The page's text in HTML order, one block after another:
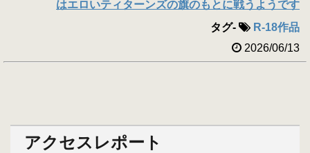
はエロいティターンズの旗のもとに戦うようです
タグ-
R-18作品
2026/06/13
アクセスレポート